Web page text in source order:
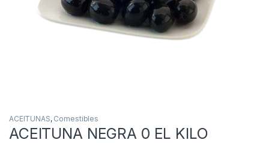
ACEITUNAS, Comestibles
ACEITUNA NEGRA 0 EL KILO